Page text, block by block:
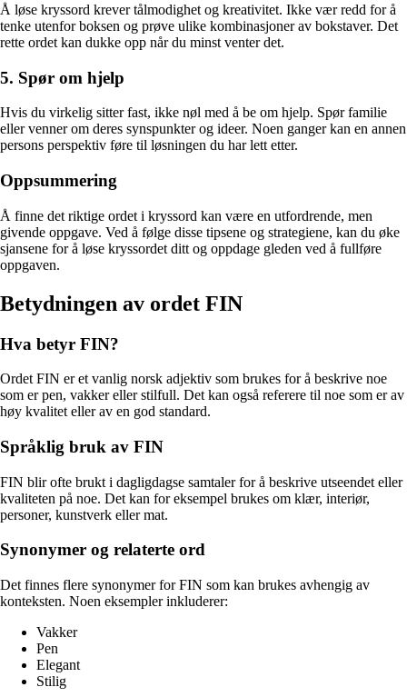
Å løse kryssord krever tålmodighet og kreativitet. Ikke vær redd for å
tenke utenfor boksen og prøve ulike kombinasjoner av bokstaver. Det
rette ordet kan dukke opp når du minst venter det.
5. Spør om hjelp
Hvis du virkelig sitter fast, ikke nøl med å be om hjelp. Spør familie
eller venner om deres synspunkter og ideer. Noen ganger kan en annen
persons perspektiv føre til løsningen du har lett etter.
Oppsummering
Å finne det riktige ordet i kryssord kan være en utfordrende, men
givende oppgave. Ved å følge disse tipsene og strategiene, kan du øke
sjansene for å løse kryssordet ditt og oppdage gleden ved å fullføre
oppgaven.
Betydningen av ordet FIN
Hva betyr FIN?
Ordet FIN er et vanlig norsk adjektiv som brukes for å beskrive noe
som er pen, vakker eller stilfull. Det kan også referere til noe som er av
høy kvalitet eller av en god standard.
Språklig bruk av FIN
FIN blir ofte brukt i dagligdagse samtaler for å beskrive utseendet eller
kvaliteten på noe. Det kan for eksempel brukes om klær, interiør,
personer, kunstverk eller mat.
Synonymer og relaterte ord
Det finnes flere synonymer for FIN som kan brukes avhengig av
konteksten. Noen eksempler inkluderer:
Vakker
Pen
Elegant
Stilig